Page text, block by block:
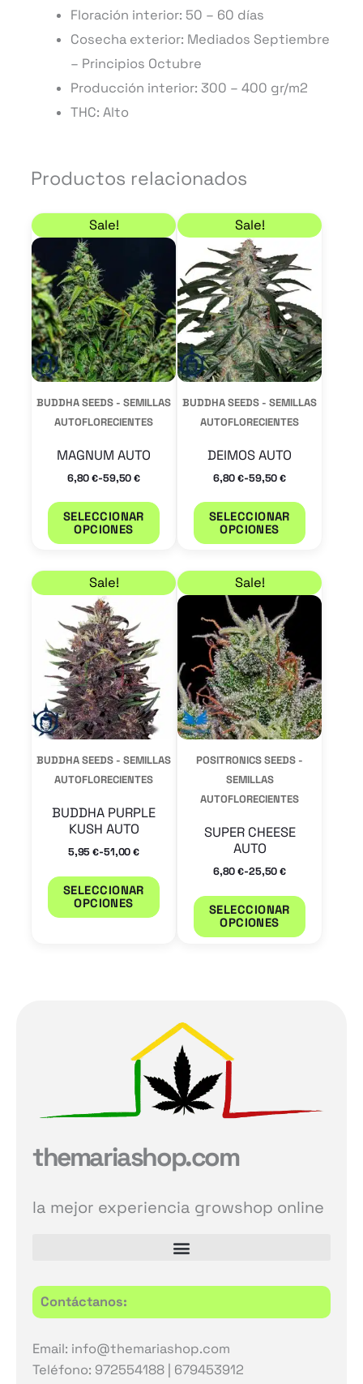
Floración interior: 50 – 60 días
Cosecha exterior: Mediados Septiembre
– Principios Octubre
Producción interior:300 – 400 gr/m2
THC: Alto
Productos relacionados
Sale!
BUDDHA SEEDS - SEMILLAS
AUTOFLORECIENTES
MAGNUM AUTO
6,80€-59,50€
Rango de precios: desde 6,80 € hasta 59,50 €
SELECCIONAR
OPCIONES
Este
producto
tiene
múltiples
variantes.
Las
opciones
se
pueden
página
de
Sale!
BUDDHA SEEDS - SEMILLAS
AUTOFLORECIENTES
DEIMOS AUTO
6,80€-59,50€
Rango de precios:
SELECCIONAR
OPCIONES
Este
tiene
Las
se
página
de
Sale!
BUDDHA SEEDS - SEMILLAS
AUTOFLORECIENTES
BUDDHA PURPLE
KUSH AUTO
5,95€-51,00€
Rango de precios: desde 5,95 € hasta 51,00 €
SELECCIONAR
OPCIONES
Este
producto
múltiples
variantes.
Las
opciones
se
producto
Sale!
POSITRONICS SEEDS -
SEMILLAS
AUTOFLORECIENTES
SUPER CHEESE
AUTO
6,80€-25,50€
Rango de precios:
SELECCIONAR
OPCIONES
Este
Las
themariashop.com
la mejor experiencia growshop online
Contáctanos:
Email: info@themariashop.com
Teléfono: 972554188 | 679453912